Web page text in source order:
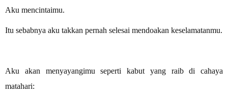
Aku mencintaimu.
Itu sebabnya aku takkan pernah selesai mendoakan keselamatanmu.
Aku akan menyayangimu seperti kabut yang raib di cahaya
matahari: